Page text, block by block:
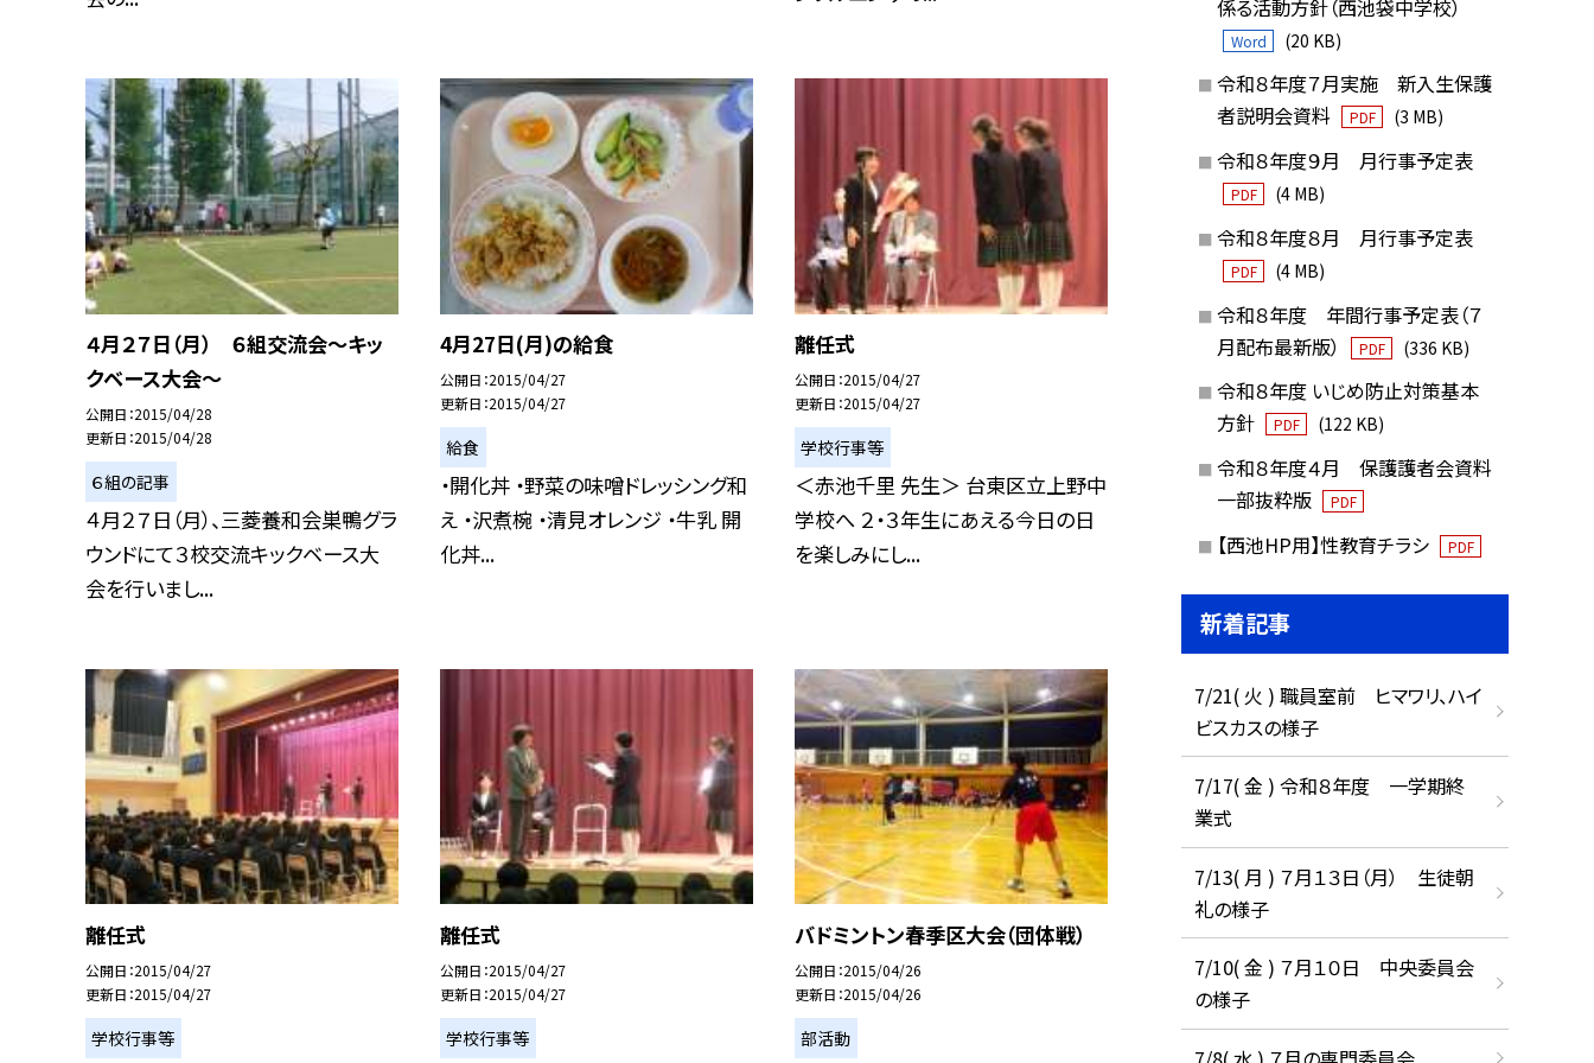
４月２７日（月） ６組交流会〜キッ
クベース大会〜
公開日 2015/04/28
更新日 2015/04/28
６組の記事
４月２７日（月）、三菱養和会巣鴨グラ
ウンドにて３校交流キックベース大
会を行いまし...
4月27日(月)の給食
公開日 2015/04/27
更新日 2015/04/27
給食
・開化丼 ・野菜の味噌ドレッシング和
え ・沢煮椀 ・清見オレンジ ・牛乳 開
化丼...
離任式
公開日 2015/04/27
更新日 2015/04/27
学校行事等
＜赤池千里 先生＞ 台東区立上野中
学校へ ２・３年生にあえる今日の日
を楽しみにし...
離任式
公開日 2015/04/27
更新日 2015/04/27
学校行事等
離任式
公開日 2015/04/27
更新日 2015/04/27
学校行事等
バドミントン春季区大会（団体戦）
公開日 2015/04/26
更新日 2015/04/26
部活動
係る活動方針（西池袋中学校）
Word (20 KB)
令和８年度７月実施 新入生保護
者説明会資料
PDF (3 MB)
令和８年度９月 月行事予定表
PDF (4 MB)
令和８年度８月 月行事予定表
PDF (4 MB)
令和８年度 年間行事予定表（７
月配布最新版）
PDF (336 KB)
令和８年度 いじめ防止対策基本
方針
PDF (122 KB)
令和８年度４月 保護護者会資料
一部抜粋版
PDF
【西池HP用】性教育チラシ PDF
新着記事
7/21( 火 ) 職員室前 ヒマワリ、ハイ
ビスカスの様子
7/17( 金 ) 令和８年度 一学期終
業式
7/13( 月 ) ７月１３日（月） 生徒朝
礼の様子
7/10( 金 ) ７月１０日 中央委員会
の様子